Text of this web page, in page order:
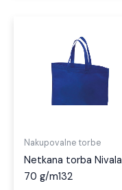
Nakupovalne torbe
Netkana torba Nivala
70 g/m132